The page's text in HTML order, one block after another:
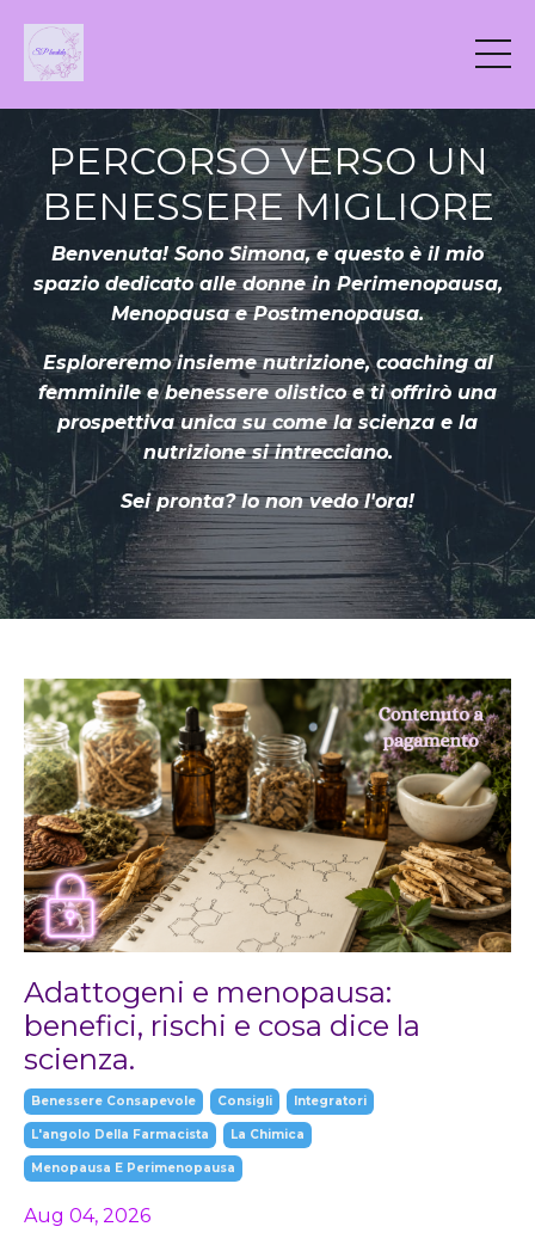
PERCORSO VERSO UN
BENESSERE MIGLIORE
Benvenuta! Sono Simona, e questo è il mio
spazio dedicato alle donne in Perimenopausa,
Menopausa e Postmenopausa.
Esploreremo insieme nutrizione, coaching al
femminile e benessere olistico e ti offrirò una
prospettiva unica su come la scienza e la
nutrizione si intrecciano.
Sei pronta? Io non vedo l'ora!
Adattogeni e menopausa:
benefici, rischi e cosa dice la
scienza.
Benessere Consapevole Consigli Integratori
L'angolo Della Farmacista La Chimica
Menopausa E Perimenopausa
Aug 04, 2026